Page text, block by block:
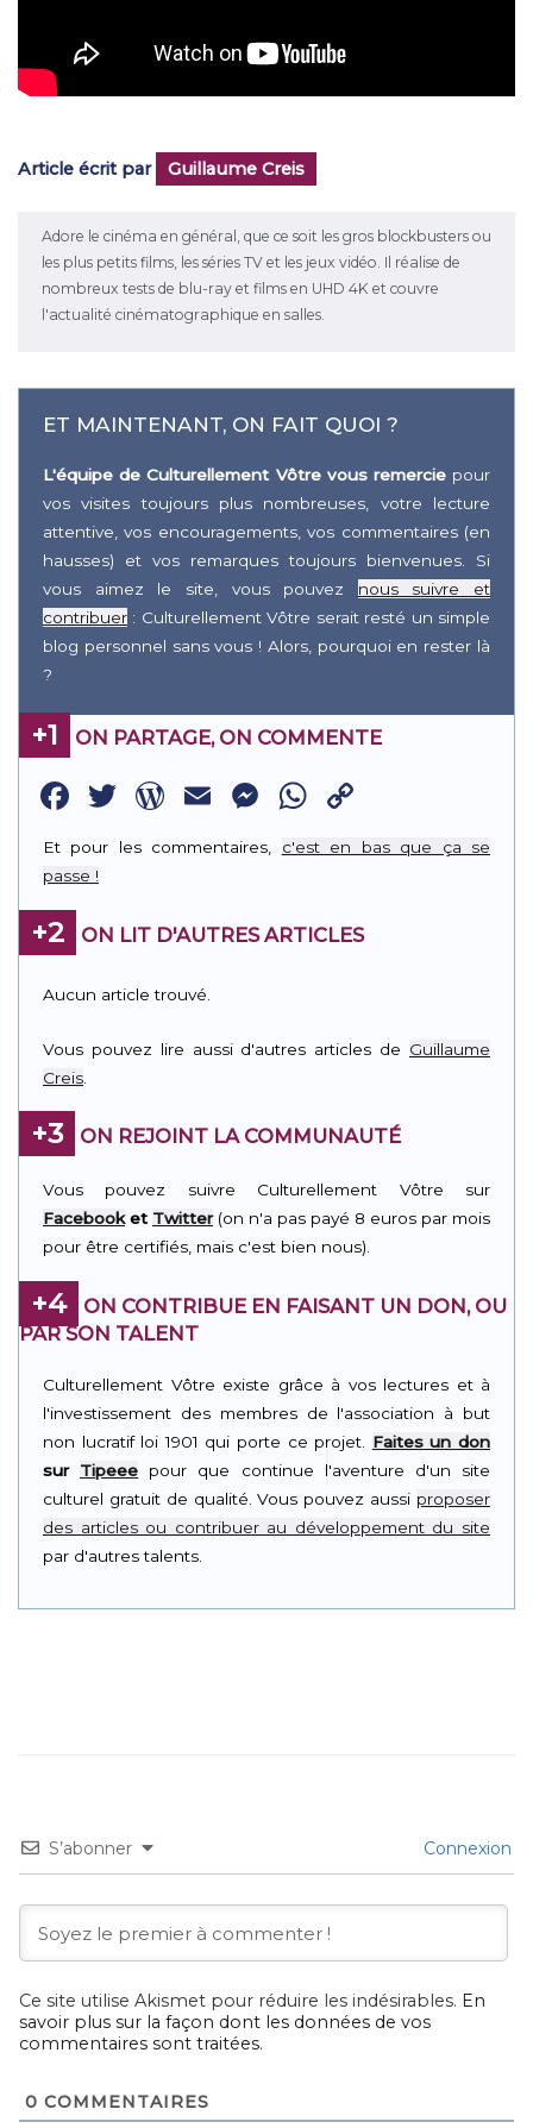
Article écrit par Guillaume Creis
Adore le cinéma en général, que ce soit les gros blockbusters ou
les plus petits films, les séries TV et les jeux vidéo. Il réalise de
nombreux tests de blu-ray et films en UHD 4K et couvre
l'actualité cinématographique en salles.
ET MAINTENANT, ON FAIT QUOI ?
L'équipe de Culturellement Vôtre vous remerciepour
vos visites toujours plus nombreuses, votre lecture
attentive, vos encouragements, vos commentaires (en
hausses) et vos remarques toujours bienvenues. Si
vous aimez le site, vous pouvez nous suivre et
contribuer : Culturellement Vôtre serait resté un simple
blog personnel sans vous ! Alors, pourquoi en rester là
?
+1 ON PARTAGE, ON COMMENTE
Facebook
Twitter
WordPress
EmailMessenger
WhatsApp
Link
Et pour les commentaires, c'est en bas que ça se
passe !
+2 ON LIT D'AUTRES ARTICLES
Aucun article trouvé.
Vous pouvez lire aussi d'autres articles de Guillaume
Creis
+3 ON REJOINT LA COMMUNAUTÉ
Vous pouvez suivre Culturellement Vôtre sur
Facebooket Twitter(on n'a pas payé 8 euros par mois
pour être certifiés, mais c'est bien nous).
+4
ON CONTRIBUE EN FAISANT UN DON, OU
PAR SON TALENT
Culturellement Vôtre existe grâce à vos lectures et à
l'investissement des membres de l'association à but
non lucratif loi 1901 qui porte ce projet. Faites un don
sur Tipeee pour que continue l'aventure d'un site
culturel gratuit de qualité. Vous pouvez aussi proposer
des articles ou contribuer au développement du site
par d'autres talents.
S’abonner Connexion
Ce site utilise Akismet pour réduire les indésirables. En
savoir plus sur la façon dont les données de vos
commentaires sont traitées.
0 COMMENTAIRES